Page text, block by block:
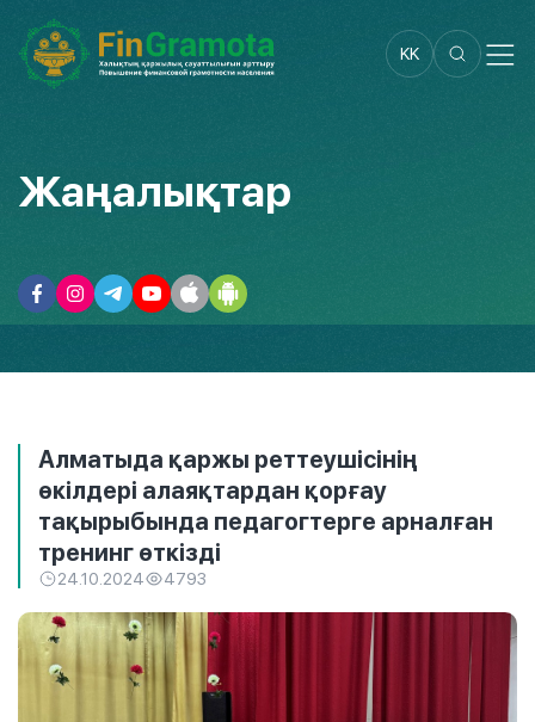
KK
Жаңалықтар
Алматыда қаржы реттеушісінің
өкілдері алаяқтардан қорғау
тақырыбында педагогтерге арналған
тренинг өткізді
24.10.2024 4793